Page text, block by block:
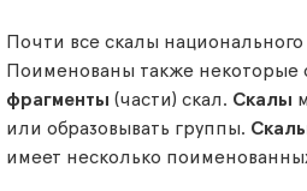
Почти все скалы
Поименованы также некоторые
фрагменты (части) скал. Скалы
или образовывать группы.
имеет несколько